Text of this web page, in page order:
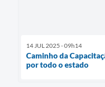
14 JUL 2025 - 09h14
Caminho da
por todo o estado